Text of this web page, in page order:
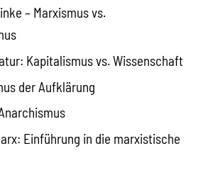
– Marxismus vs.
Kapitalismus vs. Wissenschaft
der Aufklärung
Einführung in die marxistische